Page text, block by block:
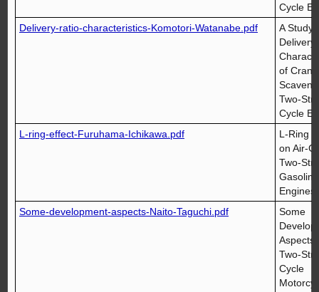
Cycle
Delivery-ratio-characteristics-Komotori-Watanabe.pdf
A Study
Delivery
of
Two-
Cycle
L-ring-effect-Furuhama-Ichikawa.pdf
L-Ring
on Air-
Two-
Gasoline
Engines
Some-development-aspects-Naito-Taguchi.pdf
Some
Aspects
Two-
Cycle